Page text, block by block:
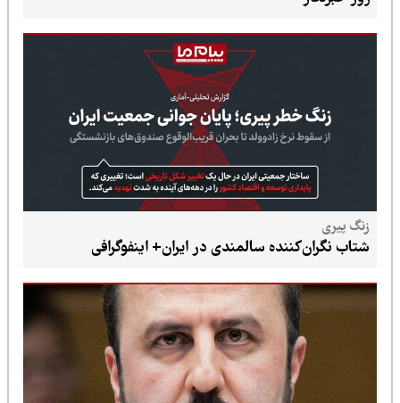
زنگ پیری
شتاب نگران‌کننده سالمندی در ایران+ اینفوگرافی